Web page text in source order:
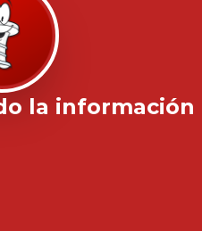
la información